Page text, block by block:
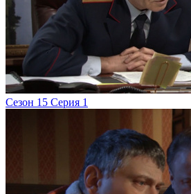
Сезон 15 Серия 1